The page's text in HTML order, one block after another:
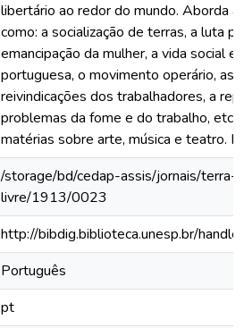
libertário ao redor do mundo. Aborda
como: a socialização de terras, a luta
emancipação da mulher, a vida social e
portuguesa, o movimento operário, as
reivindicações dos trabalhadores, a
problemas da fome e do trabalho, etc.
matérias sobre arte, música e teatro.
/storage/bd/cedap-assis/jornais/terra-
livre/1913/0023
http://bibdig.biblioteca.unesp.br/
Português
pt